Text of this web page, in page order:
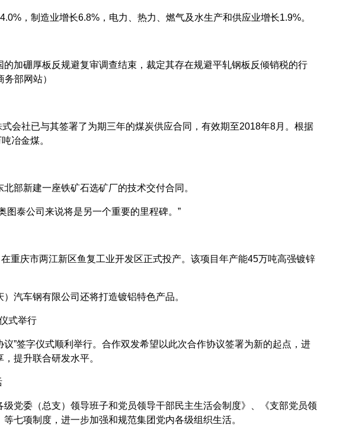
，制造业增长6.8%，电力、热力、燃气及水生产和供应业增长1.9%。
硼厚板反规避复审调查结束，裁定其存在规避平轧钢板反倾销税的行
部网站）
社已与其签署了为期三年的煤炭供应合同，有效期至2018年8月。根据
冶金煤。
新建一座铁矿石选矿厂的技术交付合同。
泰公司来说将是另一个重要的里程碑。”
庆市两江新区鱼复工业开发区正式投产。该项目年产能45万吨高强镀锌
车钢有限公司还将打造镀铝特色产品。
式举行
签字仪式顺利举行。合作双发希望以此次合作协议签署为新的起点，进
提升联合研发水平。
委（总支）领导班子和党员领导干部民主生活会制度》、《支部党员领
七项制度，进一步加强和规范集团党内各级组织生活。